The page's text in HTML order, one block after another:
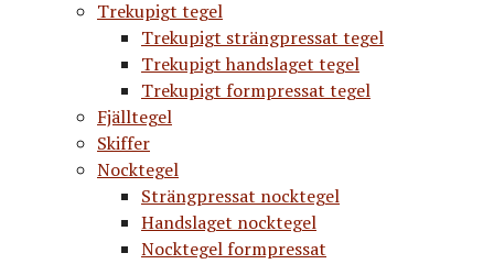
Trekupigt tegel
Trekupigt strängpressat tegel
Trekupigt handslaget tegel
Trekupigt formpressat tegel
Fjälltegel
Skiffer
Nocktegel
Strängpressat nocktegel
Handslaget nocktegel
Nocktegel formpressat